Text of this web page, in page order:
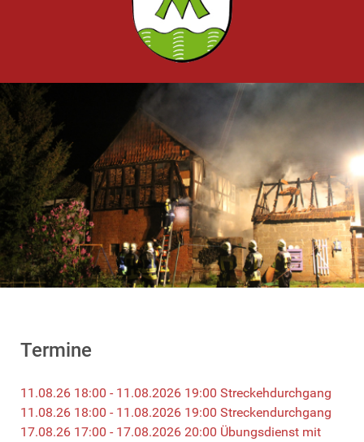
Termine
11.08.26 18:00 - 11.08.2026 19:00 Streckehdurchgang
11.08.26 18:00 - 11.08.2026 19:00 Streckendurchgang
17.08.26 17:00 - 17.08.2026 20:00 Übungsdienst mit